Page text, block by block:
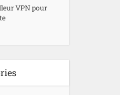
VPN pour